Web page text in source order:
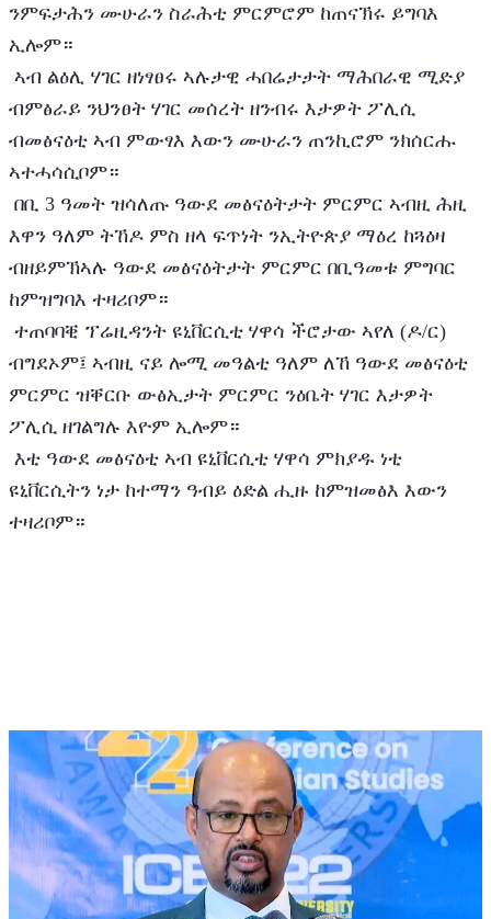
ንምፍታሕን ሙሁራን ስራሕቲ ምርምሮም ከጠናኽሩ ይግባእ
ኢሎም።
ብምፅራይ ንህንፀት ሃገር መሰረት ዘንብሩ እታዎት ፖሊሲ
ብመፅናዕቲ ኣብ ምውፃእ እውን ሙሁራን ጠንኪሮም ንክሰርሑ
ኣተሓሳሲቦም።
እዋን ዓለም ትኸዶ ምስ ዘላ ፍጥነት ንኢትዮጵያ ማዕረ ከጓዕዛ
ብዘይምኽኣሉ ዓውደ መፅናዕትታት ምርምር በቢዓመቱ ምግባር
ከምዝግባእ ተዛሪቦም።
ብግደኦም፤ ኣብዚ ናይ ሎሚ መዓልቲ ዓለም ለኸ ዓውደ መፅናዕቲ
ምርምር ዝቐርቡ ውፅኢታት ምርምር ንዕቤት ሃገር እታዎት
ፖሊሲ ዘገልግሉ እዮም ኢሎም።
ዩኒቨርሲትን ነታ ከተማን ዓብይ ዕድል ሒዙ ከምዝመፅእ እውን
ተዛሪቦም።